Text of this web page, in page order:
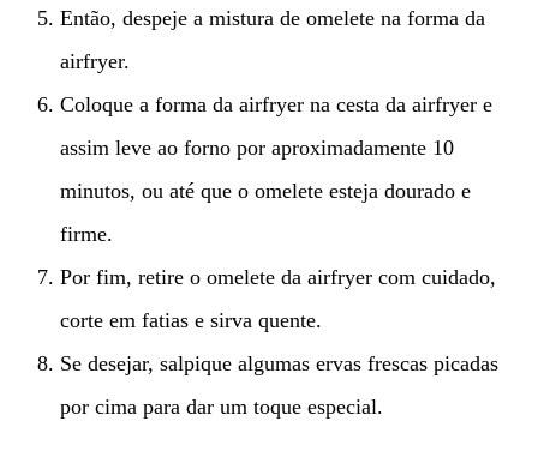
Então, despeje a mistura de omelete na forma da
airfryer.
Coloque a forma da airfryer na cesta da airfryer e
assim leve ao forno por aproximadamente 10
minutos, ou até que o omelete esteja dourado e
firme.
Por fim, retire o omelete da airfryer com cuidado,
corte em fatias e sirva quente.
Se desejar, salpique algumas ervas frescas picadas
por cima para dar um toque especial.